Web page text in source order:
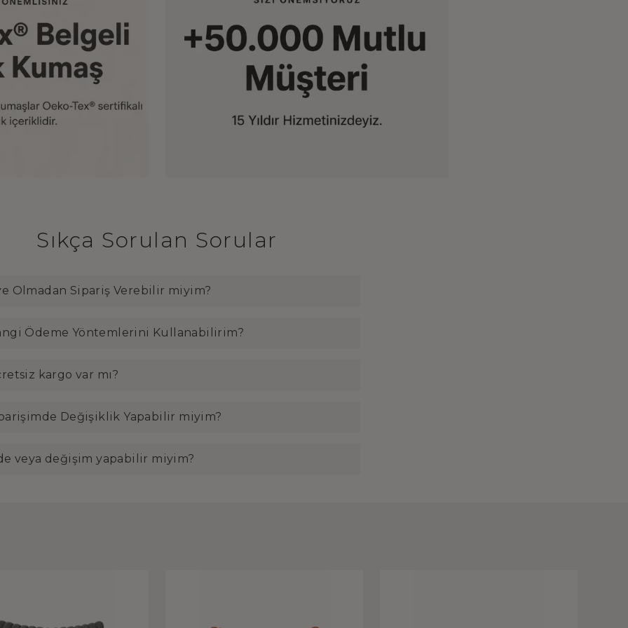
Sıkça Sorulan Sorular
Olmadan Sipariş Verebilir miyim?
Ödeme Yöntemlerini Kullanabilirim?
kargo var mı?
Değişiklik Yapabilir miyim?
veya değişim yapabilir miyim?